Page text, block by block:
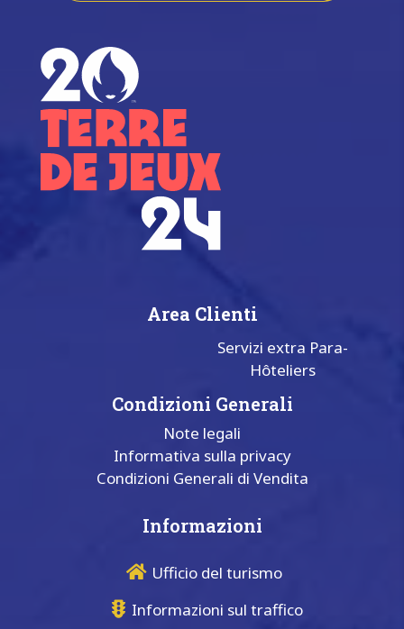
Area Clienti
Servizi extra Para-
Hôteliers
Condizioni Generali
Note legali
Informativa sulla privacy
Condizioni Generali di Vendita
Informazioni
Ufficio del turismo
Informazioni sul traffico